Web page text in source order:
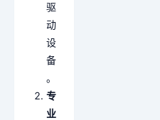
驱
动
设
备
。
专
业